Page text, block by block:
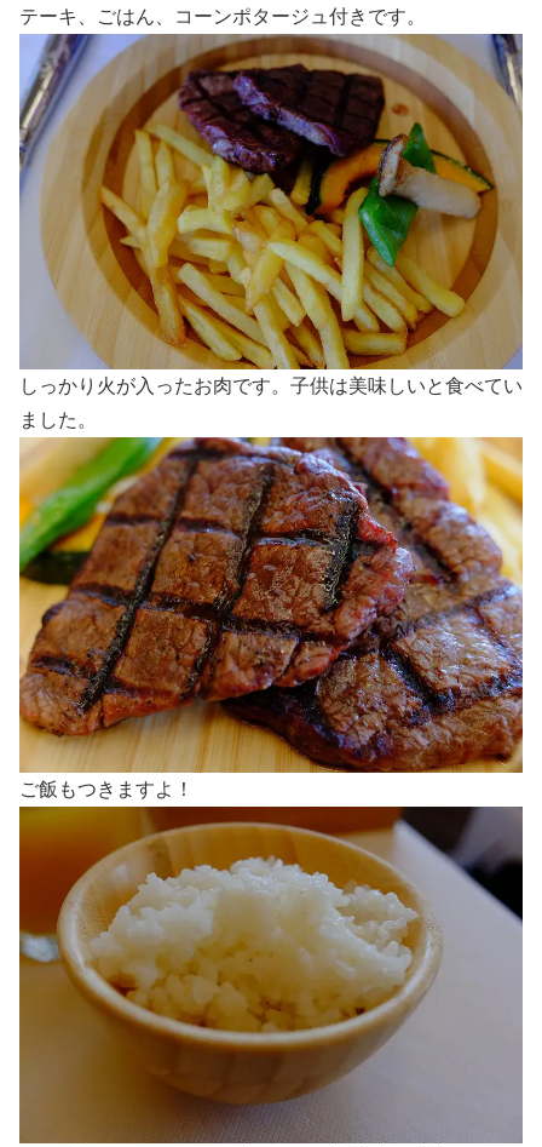
テーキ、ごはん、コーンポタージュ付きです。
しっかり火が入ったお肉です。子供は美味しいと食べてい
ました。
ご飯もつきますよ！